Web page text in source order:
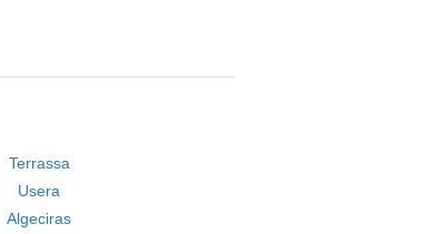
Terrassa
Usera
Algeciras